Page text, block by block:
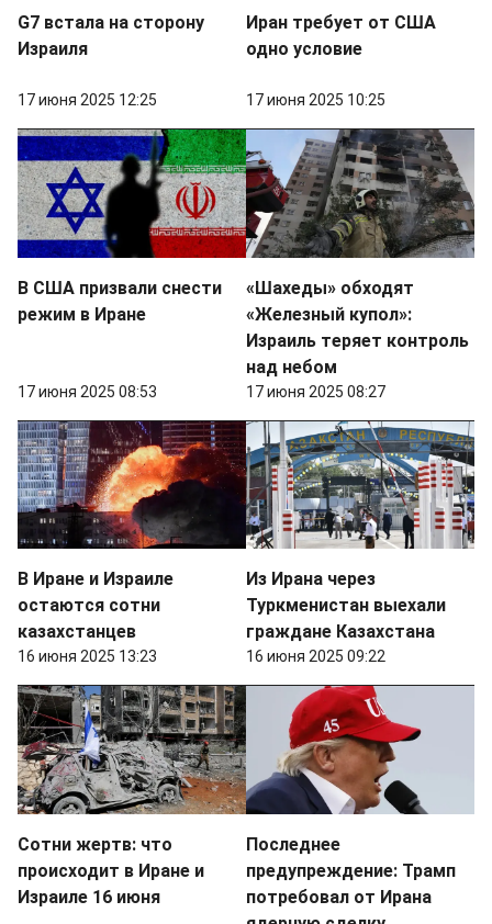
G7 встала на сторону
Израиля
17 июня 2025 12:25
Иран требует от США
одно условие
17 июня 2025 10:25
В США призвали снести
режим в Иране
17 июня 2025 08:53
«Шахеды» обходят
«Железный купол»:
Израиль теряет контроль
над небом
17 июня 2025 08:27
В Иране и Израиле
остаются сотни
казахстанцев
16 июня 2025 13:23
Из Ирана через
Туркменистан выехали
граждане Казахстана
16 июня 2025 09:22
Сотни жертв: что
происходит в Иране и
Израиле 16 июня
Последнее
предупреждение: Трамп
потребовал от Ирана